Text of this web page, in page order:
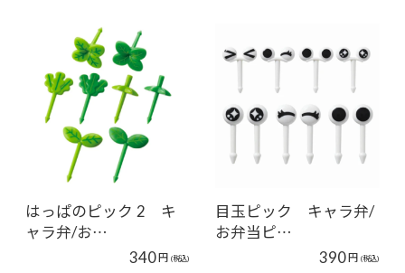
はっぱのピック 2 キ
ャラ弁/お…
340円 (税込)
目玉ピック キャラ弁/
お弁当ピ…
390円 (税込)